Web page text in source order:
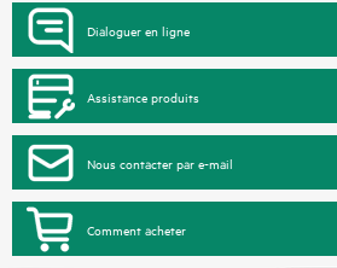
Dialoguer en ligne
Assistance produits
Nous contacter par e-mail
Comment acheter